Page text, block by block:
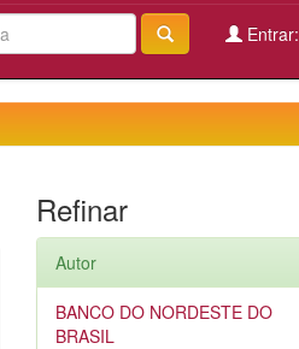
Entrar:
Refinar
Autor
BANCO DO NORDESTE DO
BRASIL